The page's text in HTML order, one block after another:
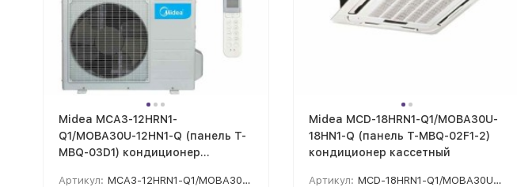
Midea MCA3-12HRN1-
Q1/MOBA30U-12HN1-Q (панель T-
MBQ-03D1) кондиционер
Артикул: MCA3-12HRN1-Q1/MOBA30U-12HN1-Q
Midea MCD-18HRN1-Q1/MOBA30U-
18HN1-Q (панель T-MBQ-02F1-2)
кондиционер кассетный
Артикул: MCD-18HRN1-Q1/MOBA30U-18HN1-Q